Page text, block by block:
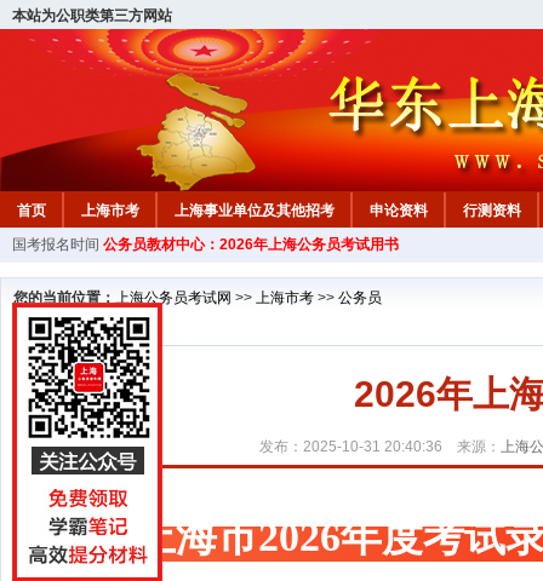
本站为公职类第三方网站
首页 上海市考 上海事业单位及其他招考 申论资料
行测资料
国考报名时间 公务员教材中心：2026年上海公务员考试用书
您的当前位置： 上海公务员考试网 >> 上海市考 >> 公务员
2026年上
发布：2025-10-31 20:40:36 来源： 上海
上海市2026年度考试